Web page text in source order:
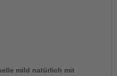
mild natürlich mit